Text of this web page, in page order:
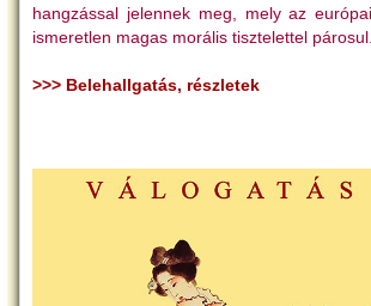
hangzással jelennek meg, mely az
ismeretlen magas morális tisztelettel párosul.
>>> Belehallgatás, részletek